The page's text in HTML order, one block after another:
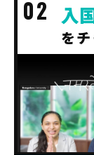
入
を